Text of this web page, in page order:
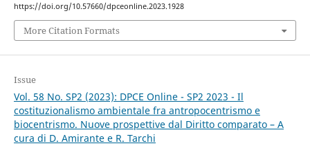
https://doi.org/10.57660/dpceonline.2023.1928
More Citation Formats
Issue
Vol. 58 No. SP2 (2023): DPCE Online - SP2 2023 - Il
costituzionalismo ambientale fra antropocentrismo e
biocentrismo. Nuove prospettive dal Diritto comparato – A
cura di D. Amirante e R. Tarchi